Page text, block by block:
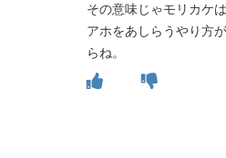
その意味じゃモリカケ
アホをあしらうやり方
らね。